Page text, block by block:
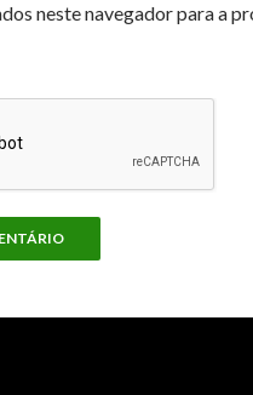
neste navegador para a